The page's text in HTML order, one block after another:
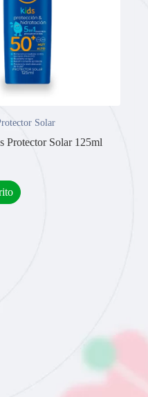
Solar
Protector Solar 125ml